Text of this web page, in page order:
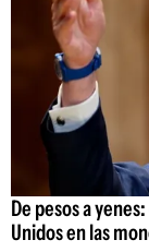
De pesos a
Unidos en las